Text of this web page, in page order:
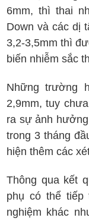
6mm, thì thai
Down và các dị
3,2-3,5mm thì
biến nhiễm sắc
Những trường
2,9mm, tuy
ra sự ảnh
trong 3 tháng
hiện thêm các
Thông qua kết
phụ có thể
nghiệm khác